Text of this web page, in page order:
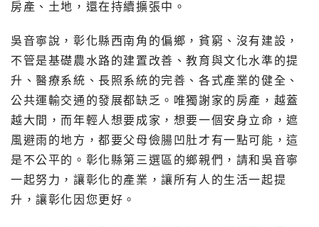
房產、土地，還在持續擴張中。
吳音寧說，彰化縣西南角的偏鄉，貧窮、沒有建設，
不管是基礎農水路的建置改善、教育與文化水準的提
升、醫療系統、長照系統的完善、各式產業的健全、
公共運輸交通的發展都缺乏。唯獨謝家的房產，越蓋
越大間，而年輕人想要成家，想要一個安身立命，遮
風避雨的地方，都要父母儉腸凹肚才有一點可能，這
是不公平的。彰化縣第三選區的鄉親們，請和吳音寧
一起努力，讓彰化的產業，讓所有人的生活一起提
升，讓彰化因您更好。